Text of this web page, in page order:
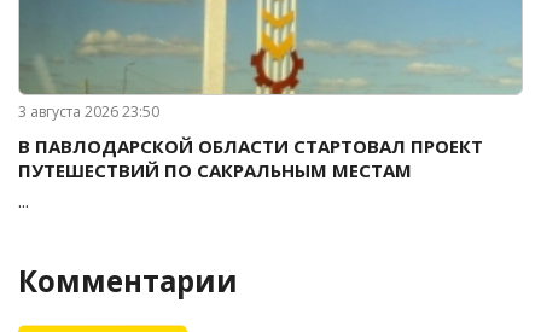
3 августа 2026 23:50
В ПАВЛОДАРСКОЙ ОБЛАСТИ СТАРТОВАЛ ПРОЕКТ
ПУТЕШЕСТВИЙ ПО САКРАЛЬНЫМ МЕСТАМ
...
Комментарии